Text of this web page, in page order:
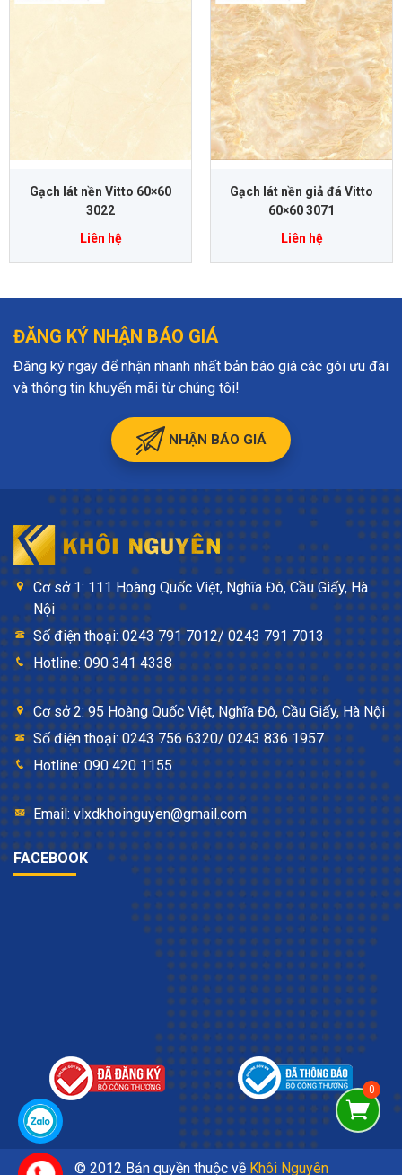
Gạch lát nền Vitto 60×60
3022
Liên hệ
Gạch lát nền giả đá Vitto
60×60 3071
Liên hệ
ĐĂNG KÝ NHẬN BÁO GIÁ
Đăng ký ngay để nhận nhanh nhất bản báo giá các gói ưu đãi
và thông tin khuyến mãi từ chúng tôi!
NHẬN BÁO GIÁ
Cơ sở 1: 111 Hoàng Quốc Việt, Nghĩa Đô, Cầu Giấy, Hà
Nội
Số điện thoại: 0243 791 7012/ 0243 791 7013
Hotline: 090 341 4338
Cơ sở 2: 95 Hoàng Quốc Việt, Nghĩa Đô, Cầu Giấy, Hà Nội
Số điện thoại: 0243 756 6320/ 0243 836 1957
Hotline: 090 420 1155
Email: vlxdkhoinguyen@gmail.com
FACEBOOK
© 2012 Bản quyền thuộc về Khôi Nguyên